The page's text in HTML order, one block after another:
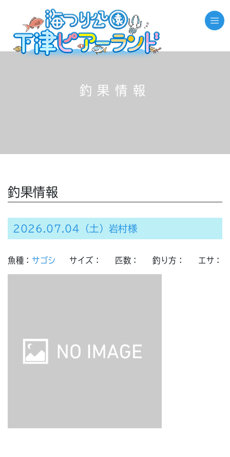
釣果情報
釣果情報
2026.07.04（土）岩村様
魚種： サゴシ サイズ： 匹数： 釣り方： エサ：